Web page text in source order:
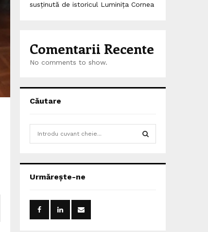
susținută de istoricul Luminița Cornea
Comentarii Recente
No comments to show.
Căutare
h
o
:
Urmărește-ne